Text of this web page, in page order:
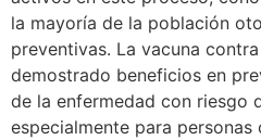
la mayoría de la población
preventivas. La vacuna
demostrado beneficios en
de la enfermedad con riesgo
especialmente para